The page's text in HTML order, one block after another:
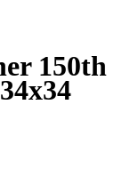
150th